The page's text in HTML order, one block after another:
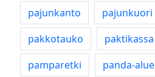
pajunkanto
pajunkuori
pakkotauko
paktikassa
pamparetki
panda-alue